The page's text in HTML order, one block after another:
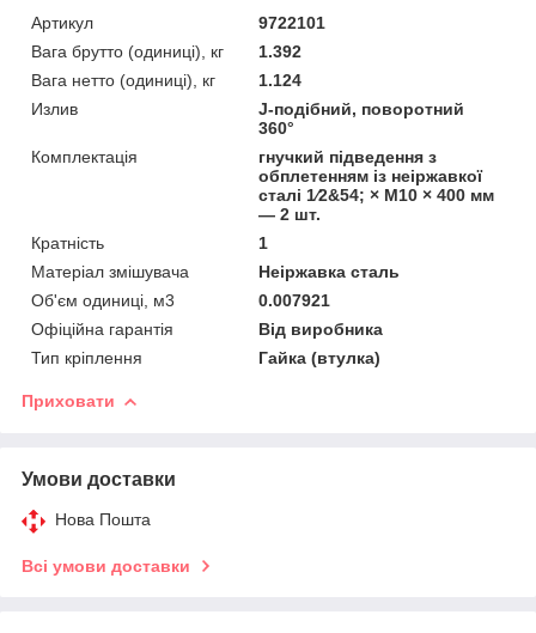
Артикул
9722101
Вага брутто (одиниці), кг
1.392
Вага нетто (одиниці), кг
1.124
Излив
J-подібний, поворотний
360°
Комплектація
гнучкий підведення з
обплетенням із неіржавкої
сталі 1⁄2&54; × M10 × 400 мм
— 2 шт.
Кратність
1
Матеріал змішувача
Неіржавка сталь
Об'єм одиниці, м3
0.007921
Офіційна гарантія
Від виробника
Тип кріплення
Гайка (втулка)
Приховати
Умови доставки
Нова Пошта
Всі умови доставки